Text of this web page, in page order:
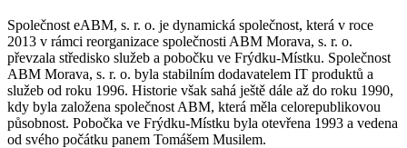
Společnost eABM, s. r. o. je dynamická společnost, která v roce
2013 v rámci reorganizace společnosti ABM Morava, s. r. o.
převzala středisko služeb a pobočku ve Frýdku-Místku. Společnost
ABM Morava, s. r. o. byla stabilním dodavatelem IT produktů a
služeb od roku 1996. Historie však sahá ještě dále až do roku 1990,
kdy byla založena společnost ABM, která měla celorepublikovou
působnost. Pobočka ve Frýdku-Místku byla otevřena 1993 a vedena
od svého počátku panem Tomášem Musilem.